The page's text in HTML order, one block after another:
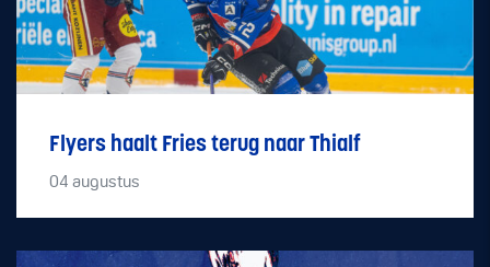
Flyers haalt Fries terug naar Thialf
04 augustus